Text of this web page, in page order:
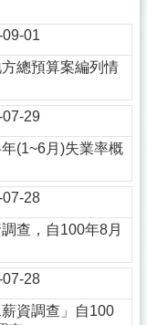
01
總預算案編列情
07-29
(1~6月)失業率概
07-28
查，自100年8月
07-28
薪資調查」自100